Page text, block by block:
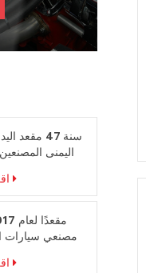
اليمنى
محرك
مصنعي سيارات
على المقود